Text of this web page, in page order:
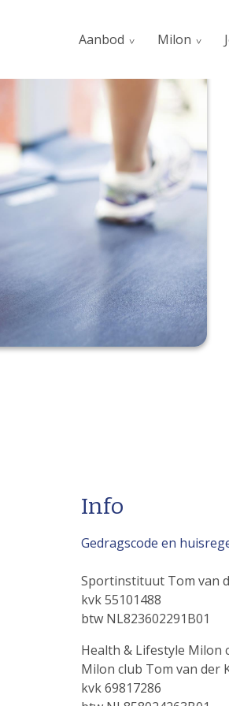
Aanbod Milon
Info
Gedragscode en
Sportinstituut Tom van
kvk 55101488
btw NL823602291B01
Health & Lifestyle Milon
Milon club Tom van der
kvk 69817286